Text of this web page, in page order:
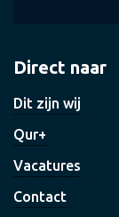
Direct naar
Dit zijn wij
Qur+
Vacatures
Contact